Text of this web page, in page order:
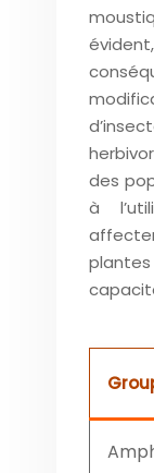
des
à
plantes